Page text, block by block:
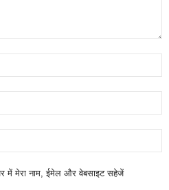
में मेरा नाम, ईमेल और वेबसाइट सहेजें